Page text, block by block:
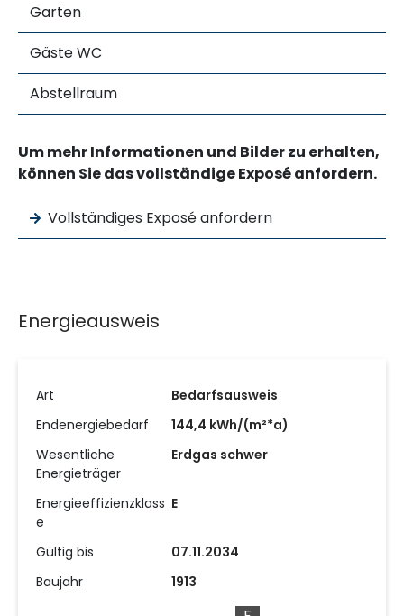
Garten
Gäste WC
Abstellraum
Um mehr Informationen und Bilder zu erhalten,
können Sie das vollständige Exposé anfordern.
Vollständiges Exposé anfordern
Energieausweis
Art
Bedarfsausweis
Endenergiebedarf
144,4 kWh/(m²*a)
Wesentliche
Energieträger
Erdgas schwer
Energieeffizienzklass
e
E
Gültig bis
07.11.2034
Baujahr
1913